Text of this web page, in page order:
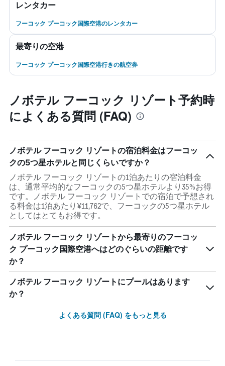
レンタカー
フーコック プーコック国際空港のレンタカー
最寄りの空港
フーコック プーコック国際空港行きの航空券
ノボテル フーコック リゾート予約時
によくある質問 (FAQ)
ノボテル フーコック リゾートの宿泊料金はフーコッ
クの5つ星ホテルと同じくらいですか？
ノボテル フーコック リゾートの1泊あたりの宿泊料金
は、通常平均的なフーコックの5つ星ホテルより35%お得
です。ノボテル フーコック リゾートでの宿泊で予想され
る料金は1泊あたり¥11,762で、フーコックの5つ星ホテル
としてはとてもお得です。
ノボテル フーコック リゾートから最寄りのフーコッ
ク プーコック国際空港へはどのぐらいの距離です
か？
ノボテル フーコック リゾートにプールはあります
か？
よくある質問 (FAQ) をもっと見る